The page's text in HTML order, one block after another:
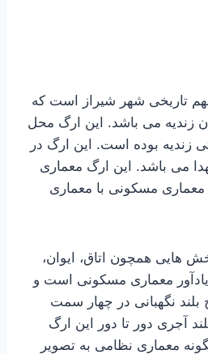
تاریخی شهر شیراز است که
زندیه می باشد. این ارگ محل
زندیه بوده است. این ارگ در
می باشد. این ارگ معماری
معماری مسکونی با معماری
هایی همچون اتاق، ایوان،
یادآور معماری مسکونی است و
بلند نگهبانی در چهار سمت
آجری دور تا دور این ارگ
معماری نظامی به تصویر